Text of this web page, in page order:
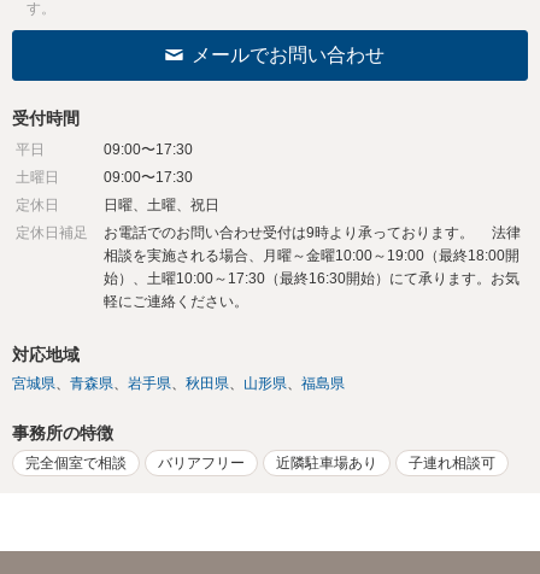
す。
メールでお問い合わせ
受付時間
平日
09:00〜17:30
土曜日
09:00〜17:30
定休日
日曜、土曜、祝日
定休日補足
お電話でのお問い合わせ受付は9時より承っております。 法律
相談を実施される場合、月曜～金曜10:00～19:00（最終18:00開
始）、土曜10:00～17:30（最終16:30開始）にて承ります。お気
軽にご連絡ください。
対応地域
宮城県 青森県 岩手県 秋田県 山形県 福島県
事務所の特徴
完全個室で相談 バリアフリー 近隣駐車場あり 子連れ相談可